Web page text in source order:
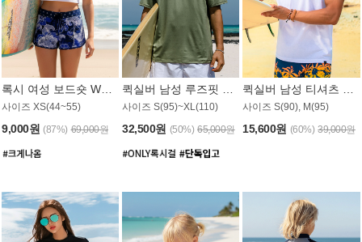
사이즈 XS(44~55)
9,000원 (87%) 69,000원
사이즈 S(95)~XL(110)
32,500원 (50%) 65,000원
사이즈 S(90), M(95)
15,600원 (60%) 39,000원